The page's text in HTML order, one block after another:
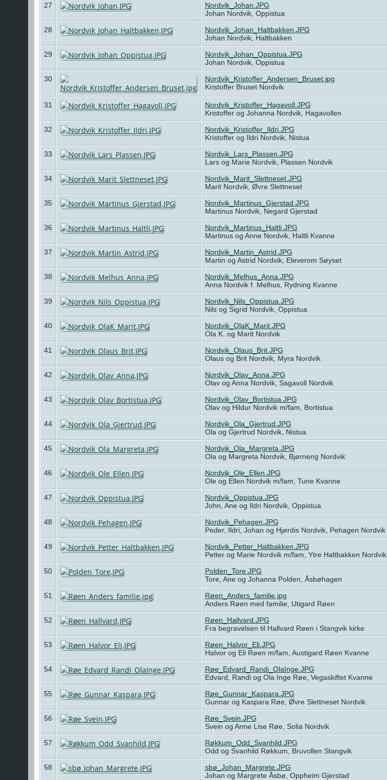
27
Nordvik_Johan.JPG
Johan Nordvik, Oppistua
28
Nordvik_Johan_Haltbakken.JPG
Johan Nordvik, Haltbakken
29
Nordvik_Johan_Oppistua.JPG
Johan Nordvik, Oppistua
30
Nordvik_Kristoffer_Andersen_Bruset.jpg
Kristoffer Bruset Nordvik
31
Nordvik_Kristoffer_Hagavoll.JPG
Kristoffer og Johanna Nordvik, Hagavollen
32
Nordvik_Kristoffer_Ildri.JPG
Kristoffer og Ildri Nordvik, Nistua
33
Nordvik_Lars_Plassen.JPG
Lars og Marie Nordvik, Plassen Nordvik
34
Nordvik_Marit_Slettneset.JPG
Marit Nordvik, Øvre Slettneset
35
Nordvik_Martinus_Gjerstad.JPG
Martinus Nordvik, Negard Gjerstad
36
Nordvik_Martinus_Haltli.JPG
Martinus og Anne Nordvik, Haltli Kvanne
37
Nordvik_Martin_Astrid.JPG
Martin og Astrid Nordvik, Eleverom Søyset
38
Nordvik_Melhus_Anna.JPG
Anna Nordvik f. Melhus, Rydning Kvanne
39
Nordvik_Nils_Oppistua.JPG
Nils og Sigrid Nordvik, Oppistua
40
Nordvik_OlaK_Marit.JPG
Ola K. og Marit Nordvik
41
Nordvik_Olaus_Brit.JPG
Olaus og Brit Nordvik, Myra Nordvik
42
Nordvik_Olav_Anna.JPG
Olav og Anna Nordvik, Sagavoll Nordvik
43
Nordvik_Olav_Bortistua.JPG
Olav og Hildur Nordvik m/fam, Bortistua
44
Nordvik_Ola_Gjertrud.JPG
Ola og Gjertrud Nordvik, Nistua
45
Nordvik_Ola_Margreta.JPG
Ola og Margreta Nordvik, Bjørneng Nordvik
46
Nordvik_Ole_Ellen.JPG
Ole og Ellen Nordvik m/fam, Tune Kvanne
47
Nordvik_Oppistua.JPG
John, Ane og Ildri Nordvik, Oppistua
48
Nordvik_Pehagen.JPG
Peder, Ildri, Johan og Hjørdis Nordvik, Pehagen Nordvik
49
Nordvik_Petter_Haltbakken.JPG
Petter og Marie Nordvik m/fam, Ytre Haltbakken Nordvik
50
Polden_Tore.JPG
Tore, Ane og Johanna Polden, Åsbøhagen
51
Røen_Anders_familie.jpg
Anders Røen med familie, Utigard Røen
52
Røen_Hallvard.JPG
Fra begravelsen til Hallvard Røen i Stangvik kirke
53
Røen_Halvor_Eli.JPG
Halvor og Eli Røen m/fam, Austigard Røen Kvanne
54
Røe_Edvard_Randi_OlaInge.JPG
Edvard, Randi og Ola Inge Røe, Vegaskiftet Kvanne
55
Røe_Gunnar_Kaspara.JPG
Gunnar og Kaspara Røe, Øvre Slettneset Nordvik
56
Røe_Svein.JPG
Svein og Anne Lise Røe, Solia Nordvik
57
Røkkum_Odd_Svanhild.JPG
Odd og Svanhild Røkkum, Bruvollen Stangvik
58
sbø_Johan_Margrete.JPG
Johan og Margrete Åsbø, Oppheim Gjerstad